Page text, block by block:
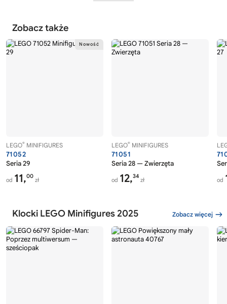
Zobacz także
LEGO® MINIFIGURES
71052
Seria 29
od 11,00
zł
LEGO® MINIFIGURES
71051
Seria 28 — Zwierzęta
od 12,34
zł od
Klocki LEGO Minifigures 2025 Zobacz więcej